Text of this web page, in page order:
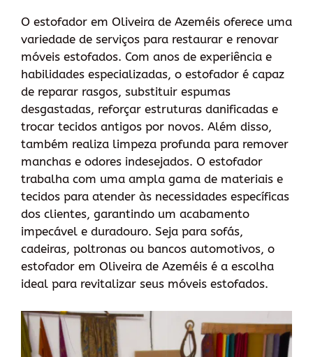
O estofador em Oliveira de Azeméis oferece uma
variedade de serviços para restaurar e renovar
móveis estofados. Com anos de experiência e
habilidades especializadas, o estofador é capaz
de reparar rasgos, substituir espumas
desgastadas, reforçar estruturas danificadas e
trocar tecidos antigos por novos. Além disso,
também realiza limpeza profunda para remover
manchas e odores indesejados. O estofador
trabalha com uma ampla gama de materiais e
tecidos para atender às necessidades específicas
dos clientes, garantindo um acabamento
impecável e duradouro. Seja para sofás,
cadeiras, poltronas ou bancos automotivos, o
estofador em Oliveira de Azeméis é a escolha
ideal para revitalizar seus móveis estofados.